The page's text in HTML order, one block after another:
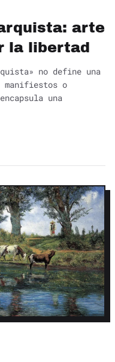
arte
la libertad
no define una
o
una